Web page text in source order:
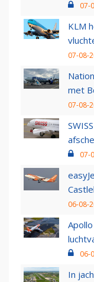
07-
KLM
07-08-
met
07-08-
07-
06-08-
06-
In